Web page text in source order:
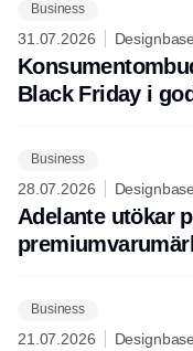
Business
31.07.2026
Black Friday i
Business
28.07.2026
Adelante utökar
Business
21.07.2026